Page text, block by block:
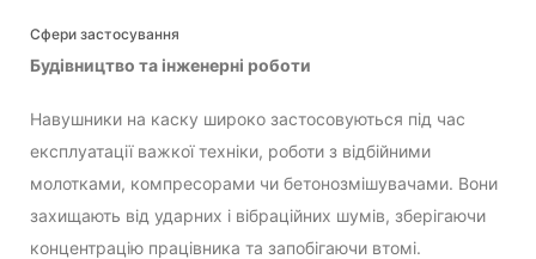
Сфери застосування
Будівництво та інженерні роботи
Навушники на каску широко застосовуються під час
експлуатації важкої техніки, роботи з відбійними
молотками, компресорами чи бетонозмішувачами. Вони
захищають від ударних і вібраційних шумів, зберігаючи
концентрацію працівника та запобігаючи втомі.